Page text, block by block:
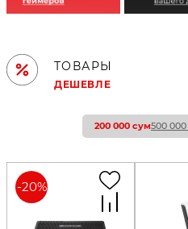
ТОВАРЫ
ДЕШЕВЛЕ
200 000 сум500 000
-20%